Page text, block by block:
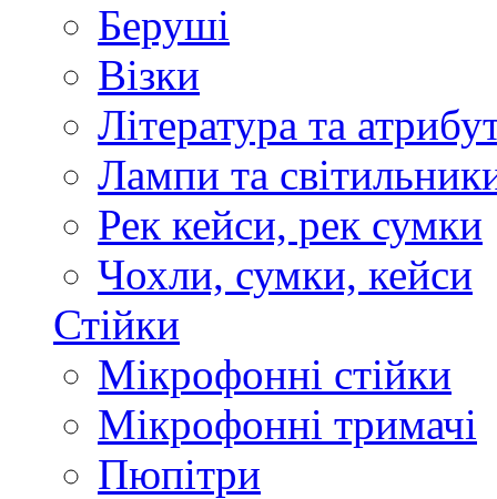
Беруші
Візки
Література та
Лампи та
Рек кейси, рек сумки
Чохли, сумки, кейси
Стійки
Мікрофонні стійки
Мікрофонні тримачі
Пюпітри